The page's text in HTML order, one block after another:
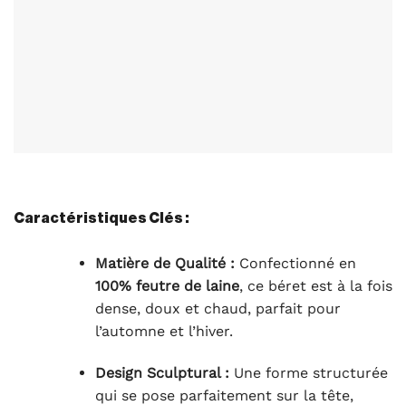
Caractéristiques Clés :
Matière de Qualité : Confectionné en
100% feutre de laine, ce béret est à la fois
dense, doux et chaud, parfait pour
l’automne et l’hiver.
Design Sculptural : Une forme structurée
qui se pose parfaitement sur la tête,